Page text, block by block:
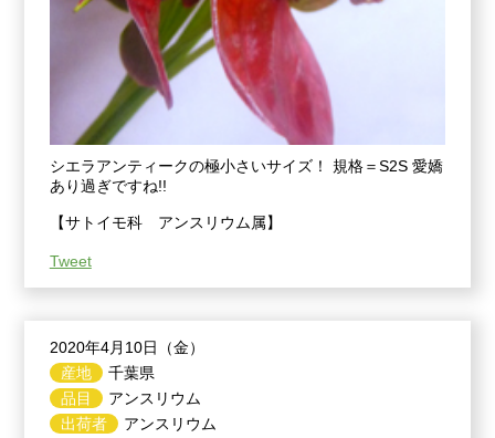
シエラアンティークの極小さいサイズ！ 規格＝S2S 愛嬌
あり過ぎですね!!
【サトイモ科 アンスリウム属】
Tweet
2020年4月10日（金）
産地
千葉県
品目
アンスリウム
出荷者
アンスリウム